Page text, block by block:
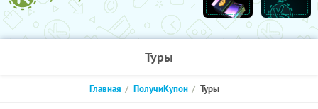
Туры
Главная ПолучиКупон Туры